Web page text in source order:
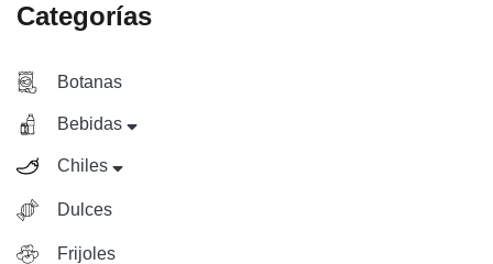
Categorías
Botanas
Bebidas
Chiles
Dulces
Frijoles